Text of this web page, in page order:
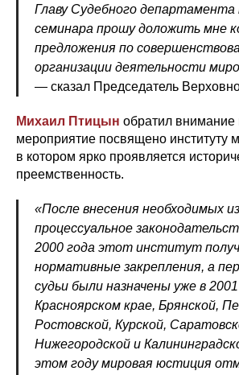
Главу Судебного
семинара прошу доложить мне
предложения по
организации деятельности
— сказал Председатель
Михаил Птицын обратил внимание
мероприятие посвящено институту
в котором ярко проявляется
преемственность.
«После внесения необходимых
процессуальное
2000 года этот институт
нормативные закрепления, а
судьи были назначены уже в
Красноярском крае, Брянской,
Ростовской, Курской,
Нижегородской и
этом году мировая юстиция